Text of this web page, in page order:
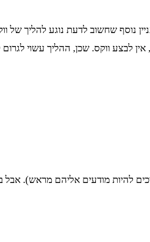
נוסף שחשוב לדעת נוגע להליך
לבצע ווקס. שכן, ההליך עשוי
להיות מודעים אליהם מראש).